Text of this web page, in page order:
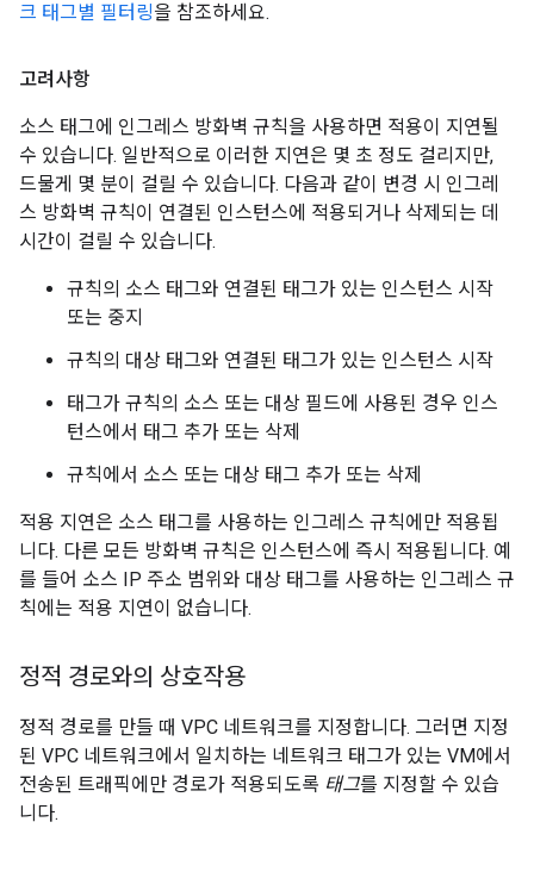
크 태그별 필터링을 참조하세요.
고려사항
소스 태그에 인그레스 방화벽 규칙을 사용하면 적용이 지연될
수 있습니다. 일반적으로 이러한 지연은 몇 초 정도 걸리지만,
드물게 몇 분이 걸릴 수 있습니다. 다음과 같이 변경 시 인그레
스 방화벽 규칙이 연결된 인스턴스에 적용되거나 삭제되는 데
시간이 걸릴 수 있습니다.
규칙의 소스 태그와 연결된 태그가 있는 인스턴스 시작
또는 중지
규칙의 대상 태그와 연결된 태그가 있는 인스턴스 시작
태그가 규칙의 소스 또는 대상 필드에 사용된 경우 인스
턴스에서 태그 추가 또는 삭제
규칙에서 소스 또는 대상 태그 추가 또는 삭제
적용 지연은 소스 태그를 사용하는 인그레스 규칙에만 적용됩
니다. 다른 모든 방화벽 규칙은 인스턴스에 즉시 적용됩니다. 예
를 들어 소스 IP 주소 범위와 대상 태그를 사용하는 인그레스 규
칙에는 적용 지연이 없습니다.
정적 경로와의 상호작용
정적 경로를 만들 때 VPC 네트워크를 지정합니다. 그러면 지정
된 VPC 네트워크에서 일치하는 네트워크 태그가 있는 VM에서
전송된 트래픽에만 경로가 적용되도록 태그를 지정할 수 있습
니다.